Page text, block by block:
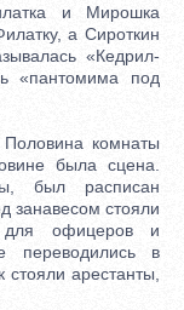
и Мирошка
а Сироткин
«Кедрил-
«пантомима под
комнаты
была сцена.
был расписан
занавесом стояли
для офицеров и
переводились в
стояли арестанты,